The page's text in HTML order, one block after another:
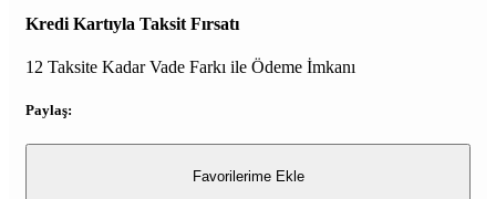
Kredi Kartıyla Taksit Fırsatı
12 Taksite Kadar Vade Farkı ile Ödeme İmkanı
Paylaş:
Favorilerime Ekle